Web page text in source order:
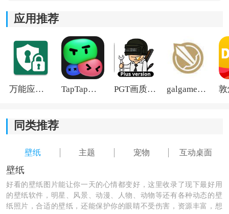
应用推荐
万能应用隐藏 TapTap国际版2026 PGT画质助手旧版 galgame游戏盒子2026
同类推荐
壁纸 主题 宠物 互动桌面
壁纸
好看的壁纸图片能让你一天的心情都变好，这里收录了现下最好用
的壁纸软件，明星、风景、动漫、人物、动物等还有各种动态的壁
纸照片，合适的壁纸，还能保护你的眼睛不受伤害，资源丰富，想